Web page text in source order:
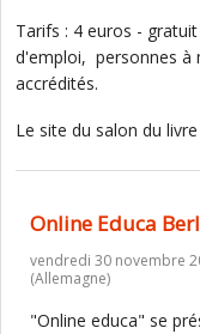
Tarifs : 4 euros -
d'emploi, personnes à
accrédités.
Le site du salon du
Online Educa
vendredi 30 novembre
(Allemagne)
"Online educa" se